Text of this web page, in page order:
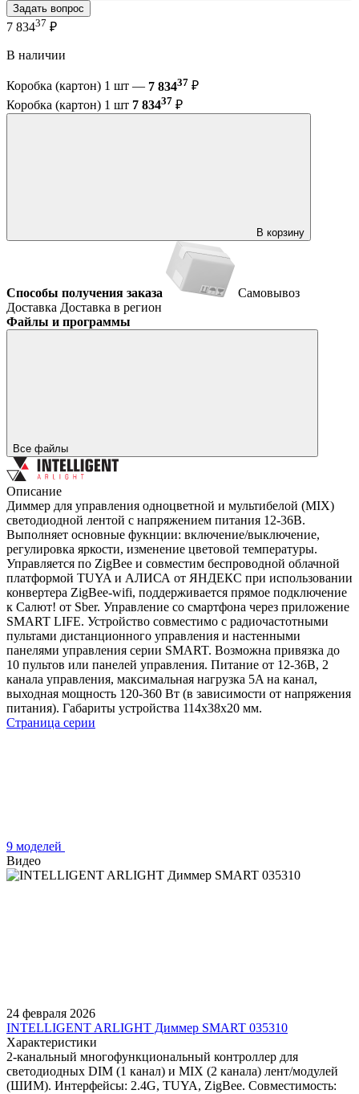
Задать вопрос
7 83437 ₽
В наличии
Коробка (картон) 1 шт — 7 83437 ₽
Коробка (картон) 1 шт 7 83437 ₽
В корзину
Способы получения заказа
Самовывоз
Доставка Доставка в регион
Файлы и программы
Все файлы
Описание
Диммер для управления одноцветной и мультибелой (MIX)
светодиодной лентой с напряжением питания 12-36В.
Выполняет основные фукнции: включение/выключение,
регулировка яркости, изменение цветовой температуры.
Управляется по ZigBee и совместим беспроводной облачной
платформой TUYA и АЛИСА от ЯНДЕКС при использовании
конвертера ZigBee-wifi, поддерживается прямое подключение
к Салют! от Sber. Управление со смартфона через приложение
SMART LIFE. Устройство совместимо с радиочастотными
пультами дистанционного управления и настенными
панелями управления серии SMART. Возможна привязка до
10 пультов или панелей управления. Питание от 12-36В, 2
канала управления, максимальная нагрузка 5A на канал,
выходная мощность 120-360 Вт (в зависимости от напряжения
питания). Габариты устройства 114x38x20 мм.
Страница серии
9 моделей
Видео
24 февраля 2026
INTELLIGENT ARLIGHT Диммер SMART 035310
Характеристики
2-канальный многофункциональный контроллер для
светодиодных DIM (1 канал) и MIX (2 канала) лент/модулей
(ШИМ). Интерфейсы: 2.4G, TUYA, ZigBee. Совместимость: